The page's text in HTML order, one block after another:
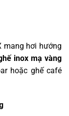
mang hơi hướng
inox mạ vàng
hoặc ghế café